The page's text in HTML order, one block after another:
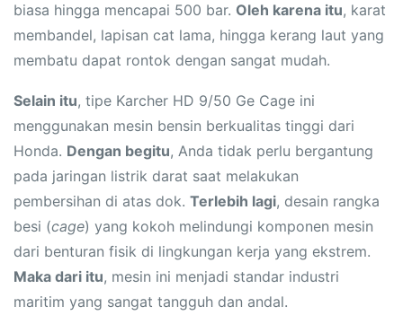
biasa hingga mencapai 500 bar. Oleh karena itu, karat
membandel, lapisan cat lama, hingga kerang laut yang
membatu dapat rontok dengan sangat mudah.
Selain itu, tipe Karcher HD 9/50 Ge Cage ini
menggunakan mesin bensin berkualitas tinggi dari
Honda. Dengan begitu, Anda tidak perlu bergantung
pada jaringan listrik darat saat melakukan
pembersihan di atas dok. Terlebih lagi, desain rangka
besi (cage) yang kokoh melindungi komponen mesin
dari benturan fisik di lingkungan kerja yang ekstrem.
Maka dari itu, mesin ini menjadi standar industri
maritim yang sangat tangguh dan andal.